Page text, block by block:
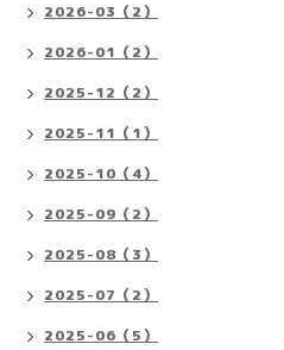
2026-03（2）
2026-01（2）
2025-12（2）
2025-11（1）
2025-10（4）
2025-09（2）
2025-08（3）
2025-07（2）
2025-06（5）